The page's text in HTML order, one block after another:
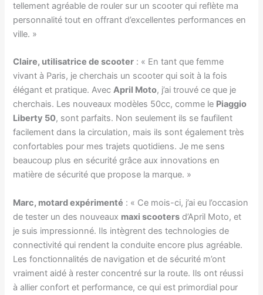
tellement agréable de rouler sur un scooter qui reflète ma
personnalité tout en offrant d’excellentes performances en
ville. »
Claire, utilisatrice de scooter : « En tant que femme
vivant à Paris, je cherchais un scooter qui soit à la fois
élégant et pratique. AvecApril Moto, j’ai trouvé ce que je
cherchais. Les nouveaux modèles 50cc, comme le Piaggio
Liberty 50, sont parfaits. Non seulement ils se faufilent
facilement dans la circulation, mais ils sont également très
confortables pour mes trajets quotidiens. Je me sens
beaucoup plus en sécurité grâce aux innovations en
matière de sécurité que propose la marque. »
Marc, motard expérimenté : « Ce mois-ci, j’ai eu l’occasion
de tester un des nouveaux maxi scooters d’April Moto, et
je suis impressionné. Ils intègrent des technologies de
connectivité qui rendent la conduite encore plus agréable.
Les fonctionnalités de navigation et de sécurité m’ont
vraiment aidé à rester concentré sur la route. Ils ont réussi
à allier confort et performance, ce qui est primordial pour